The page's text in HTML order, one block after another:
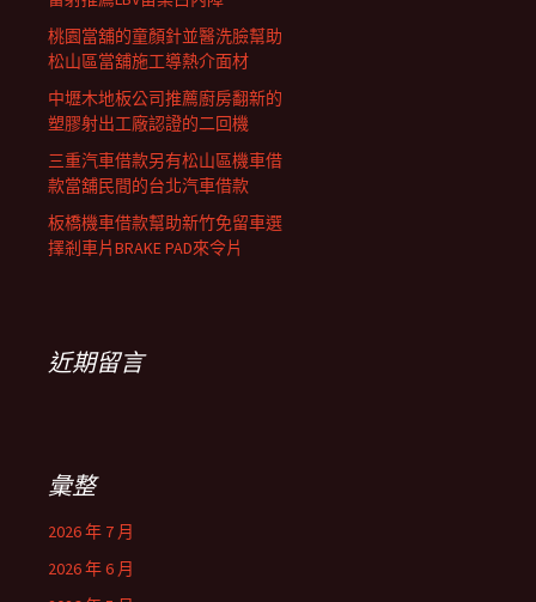
桃園當舖的童顏針並醫洗臉幫助
松山區當舖施工導熱介面材
中壢木地板公司推薦廚房翻新的
塑膠射出工廠認證的二回機
三重汽車借款另有松山區機車借
款當舖民間的台北汽車借款
板橋機車借款幫助新竹免留車選
擇剎車片BRAKE PAD來令片
近期留言
彙整
2026 年 7 月
2026 年 6 月